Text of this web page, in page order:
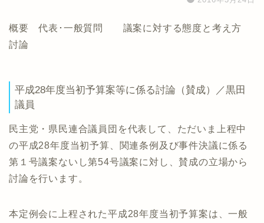
概要 代表･一般質問 議案に対する態度と考え方
討論
平成28年度当初予算案等に係る討論（賛成）／黒田
議員
民主党・県民連合議員団を代表して、ただいま上程中
の平成28年度当初予算、関連条例及び事件決議に係る
第１号議案ないし第54号議案に対し、賛成の立場から
討論を行います。
本定例会に上程された平成28年度当初予算案は、一般